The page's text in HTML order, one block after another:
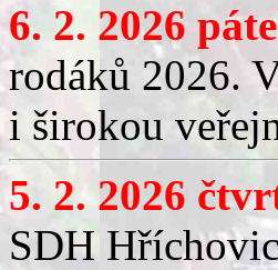
6. 2. 2026
rodáků 2026.
i širokou
5. 2. 2026
SDH